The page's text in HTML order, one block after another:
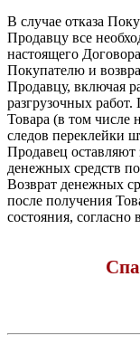
В случае отказа
Продавцу все
настоящего
Покупателю и
Продавцу, включая
разгрузочных
Товара (в том числе
следов переклейки
Продавец оставляют
денежных средств
Возврат денежных
после получения
состояния,